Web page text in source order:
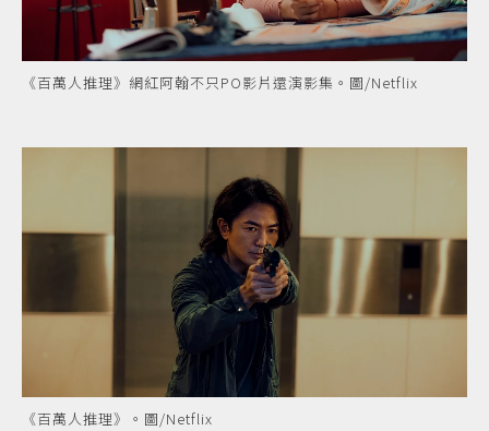
《百萬人推理》網紅阿翰不只PO影片還演影集。圖/Netflix
《百萬人推理》。圖/Netflix